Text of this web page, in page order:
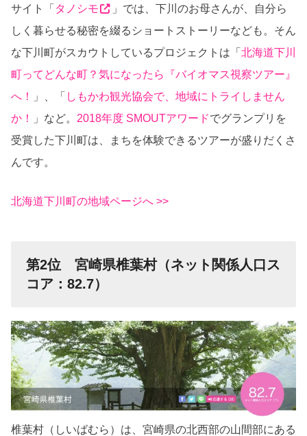
サイト「 タノシモ
」では、下川のお母さんが、自分ら
しく暮らせる秘密を綴るショートストーリーなども。そん
な下川町がスカウトしているプロジェクトは「 北海道下川
町ってどんな町？気になったら『バイオマス視察ツアー』
へ！
」、「 しもかわ観光協会で、地域にトライしません
か！
」など。 2018年度 SMOUTアワードでグランプリを
受賞した下川町は、まちを体験できるツアーが盛りだくさ
んです。
北海道下川町の地域ページへ >>
第2位 宮崎県椎葉村（ネット関係人口ス
コア：82.7）
椎葉村（しいばむら）は、宮崎県の北西部の山間部にある